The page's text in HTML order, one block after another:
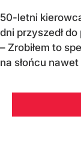
50-letni
dni przyszedł
– Zrobiłem to
na słońcu